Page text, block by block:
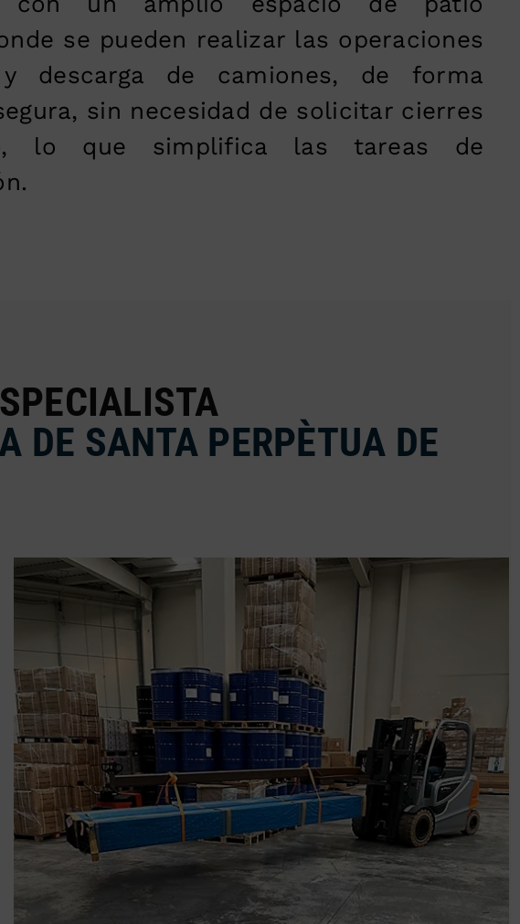
se pueden realizar las operaciones
descarga de camiones, de forma
sin necesidad de solicitar cierres
lo que simplifica las tareas de
DE SANTA PERPÈTUA DE